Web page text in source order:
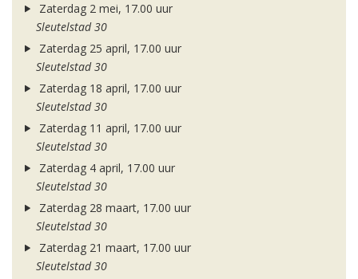
Zaterdag 2 mei, 17.00 uur
Sleutelstad 30
Zaterdag 25 april, 17.00 uur
Sleutelstad 30
Zaterdag 18 april, 17.00 uur
Sleutelstad 30
Zaterdag 11 april, 17.00 uur
Sleutelstad 30
Zaterdag 4 april, 17.00 uur
Sleutelstad 30
Zaterdag 28 maart, 17.00 uur
Sleutelstad 30
Zaterdag 21 maart, 17.00 uur
Sleutelstad 30